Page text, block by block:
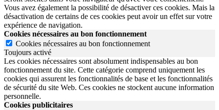
Vous avez également la possibilité de désactiver ces cookies. Mais la
désactivation de certains de ces cookies peut avoir un effet sur votre
expérience de navigation.
Cookies nécessaires au bon fonctionnement
Cookies nécessaires au bon fonctionnement
Toujours activé
Les cookies nécessaires sont absolument indispensables au bon
fonctionnement du site. Cette catégorie comprend uniquement les
cookies qui assurent les fonctionnalités de base et les fonctionnalités
de sécurité du site Web. Ces cookies ne stockent aucune information
personnelle.
Cookies publicitaires